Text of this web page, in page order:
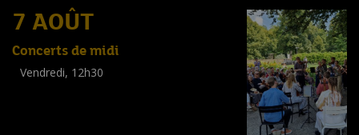
7 AOÛT
Concerts de midi
Vendredi, 12h30